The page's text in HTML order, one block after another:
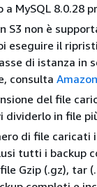
MySQL 8.0.28
S3 non è
eseguire il
di istanza in
consulta
del file
dividerlo in file
di file caricati
tutti i backup
Gzip (.gz), tar